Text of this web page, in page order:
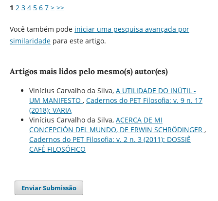
1 2 3 4 5 6 7 > >>
Você também pode iniciar uma pesquisa avançada por
similaridadepara este artigo.
Artigos mais lidos pelo mesmo(s) autor(es)
Vinícius Carvalho da Silva, A UTILIDADE DO INÚTIL -
UM MANIFESTO , Cadernos do PET Filosofia: v. 9 n. 17
(2018): VARIA
Vinícius Carvalho da Silva, ACERCA DE MI
CONCEPCIÓN DEL MUNDO, DE ERWIN SCHRÖDINGER ,
Cadernos do PET Filosofia: v. 2 n. 3 (2011): DOSSIÊ
CAFÉ FILOSÓFICO
Enviar Submissão